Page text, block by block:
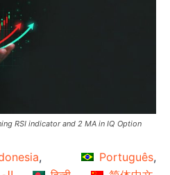
RSI indicator and 2 MA in IQ Option
Português